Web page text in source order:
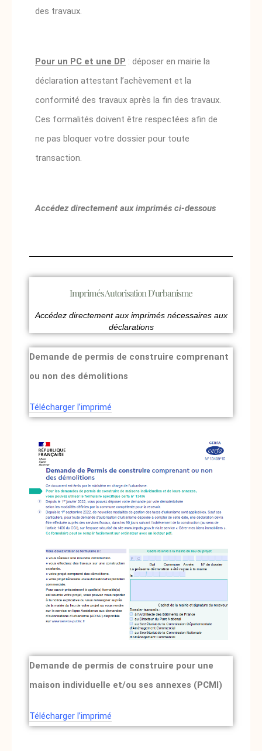
des travaux.
Pour un PC et une DP : déposer en mairie la
déclaration attestant l’achèvement et la
conformité des travaux après la fin des travaux.
Ces formalités doivent être respectées afin de
ne pas bloquer votre dossier pour toute
transaction.
Accédez directement aux imprimés ci-dessous
Imprimés Autorisation D'urbanisme
Accédez directement aux imprimés nécessaires aux
déclarations
Demande de permis de construire comprenant
ou non des démolitions
Télécharger l’imprimé
Demande de permis de construire pour une
maison individuelle et/ou ses annexes (PCMI)
Télécharger l’imprimé